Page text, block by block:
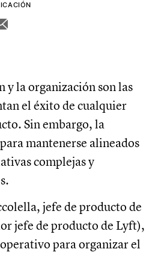
y la organización son las
el éxito de cualquier
Sin embargo, la
mantenerse alineados
complejas y
jefe de producto de
jefe de producto de Lyft),
para organizar el